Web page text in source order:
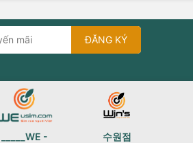
ĐĂNG KÝ
_____WE -
수원점